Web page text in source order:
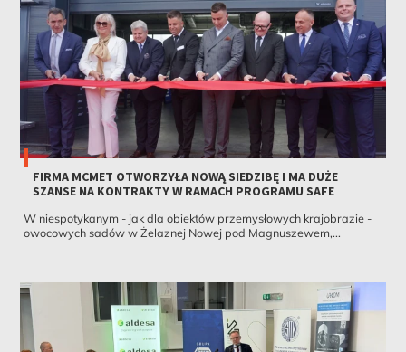
FIRMA MCMET OTWORZYŁA NOWĄ SIEDZIBĘ I MA DUŻE
SZANSE NA KONTRAKTY W RAMACH PROGRAMU SAFE
W niespotykanym - jak dla obiektów przemysłowych krajobrazie -
owocowych sadów w Żelaznej Nowej pod Magnuszewem,...